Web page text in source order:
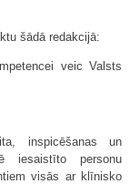
šādā redakcijā:
veic Valsts
inspicēšanas un
iesaistīto personu
visās ar klīnisko